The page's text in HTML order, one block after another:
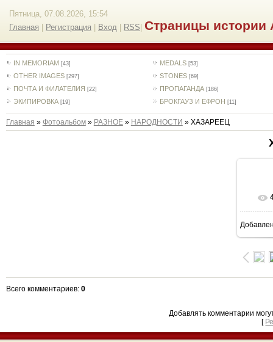
Пятница, 07.08.2026, 15:54
Главная
Регистрация Вход RSS Страницы истории
IN MEMORIAM [43] MEDALS [53]
OTHER IMAGES [297] STONES [69]
ПОЧТА И ФИЛАТЕЛИЯ [22] ПРОПАГАНДА [186]
ЭКИПИРОВКА [19] БРОКГАУЗ И ЕФРОН [11]
Главная » Фотоальбом» РАЗНОЕ» НАРОДНОСТИ » ХАЗАРЕЕЦ
Всего комментариев: 0
Добавлять комментарии
[